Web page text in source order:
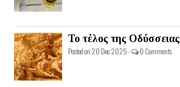
Το τέλος της Οδύσσειας
Posted on 20 Dec 2025 - 0 Comments